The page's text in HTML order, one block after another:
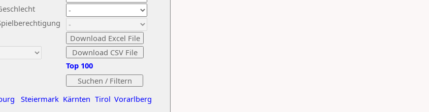
Steiermark Kärnten Tirol Vorarlberg
Top 100